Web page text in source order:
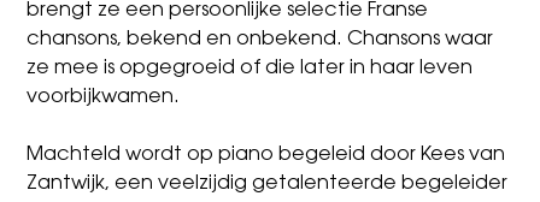
brengt ze een persoonlijke selectie Franse
chansons, bekend en onbekend. Chansons waar
ze mee is opgegroeid of die later in haar leven
voorbijkwamen.
Machteld wordt op piano begeleid door Kees van
Zantwijk, een veelzijdig getalenteerde begeleider